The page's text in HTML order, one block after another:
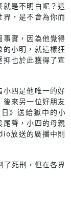
是不明白呢？這
，是不會為你而
實，因為他覺得
小明，就這樣狂
也於此獲得了宣
四是他唯一的好
來另一位好朋友
》送給獄中的小
聲，小四的母親
放送的廣播中則
了死刑，但在各界